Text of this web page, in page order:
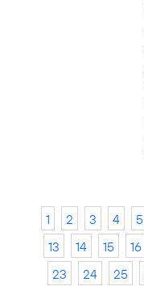
1 2 3 4 5
13
14 15 16
23
24 25